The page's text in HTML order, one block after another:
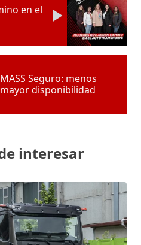
en el
Seguro: menos
disponibilidad
interesar